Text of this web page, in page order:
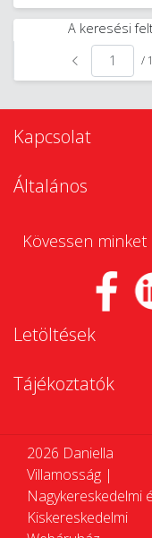
A keresési
/ 1
Kapcsolat
Általános
Kövessen
Letöltések
Tájékoztatók
2026 Daniella
Villamosság |
Nagykereskedelmi
Kiskereskedelmi